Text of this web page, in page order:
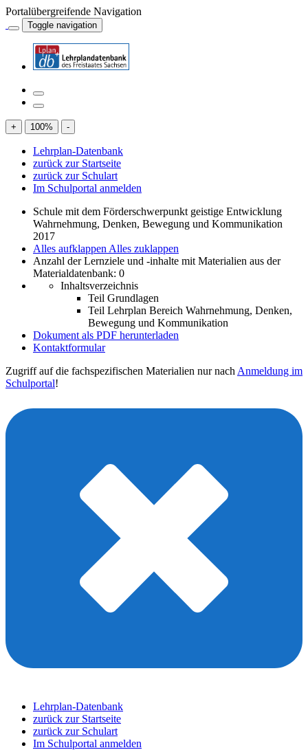
Portalübergreifende Navigation
Toggle navigation
+ 100% -
Lehrplan-Datenbank
zurück zur Startseite
zurück zur Schulart
Im Schulportal anmelden
Schule mit dem Förderschwerpunkt geistige Entwicklung
Wahrnehmung, Denken, Bewegung und Kommunikation
2017
Alles aufklappen Alles zuklappen
Anzahl der Lernziele und -inhalte mit Materialien aus der
Materialdatenbank: 0
Inhaltsverzeichnis
Teil Grundlagen
Teil Lehrplan Bereich Wahrnehmung, Denken,
Bewegung und Kommunikation
Dokument als PDF herunterladen
Kontaktformular
Zugriff auf die fachspezifischen Materialien nur nach Anmeldung im
Schulportal!
Lehrplan-Datenbank
zurück zur Startseite
zurück zur Schulart
Im Schulportal anmelden